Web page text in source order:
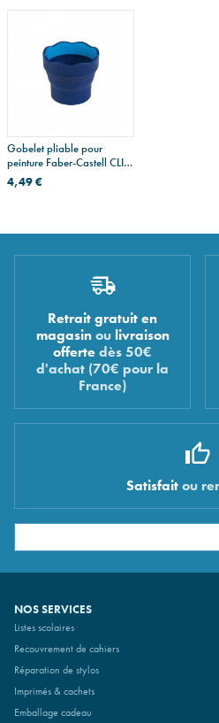
Gobelet pliable pour
peinture Faber-Castell CLIC
& GO
4,49 €
Retrait gratuit en
magasinou livraison
offerte dès 50€
d'achat (70€ pour la
France)
Satisfaitou
NOS SERVICES
Listes scolaires
Recouvrement de cahiers
Réparation de stylos
Imprimés & cachets
Emballage cadeau